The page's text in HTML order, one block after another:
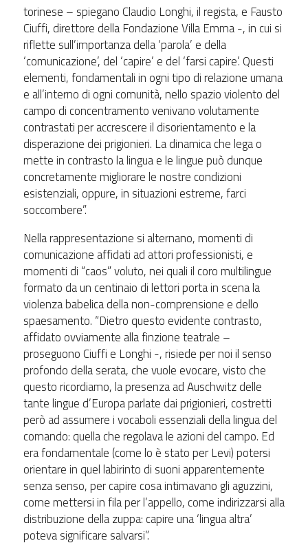
torinese – spiegano Claudio Longhi, il regista, e Fausto
Ciuffi, direttore della Fondazione Villa Emma -, in cui si
riflette sull’importanza della ‘parola’ e della
‘comunicazione’, del ‘capire’ e del ‘farsi capire’. Questi
elementi, fondamentali in ogni tipo di relazione umana
e all’interno di ogni comunità, nello spazio violento del
campo di concentramento venivano volutamente
contrastati per accrescere il disorientamento e la
disperazione dei prigionieri. La dinamica che lega o
mette in contrasto la lingua e le lingue può dunque
concretamente migliorare le nostre condizioni
esistenziali, oppure, in situazioni estreme, farci
soccombere”.
Nella rappresentazione si alternano, momenti di
comunicazione affidati ad attori professionisti, e
momenti di “caos” voluto, nei quali il coro multilingue
formato da un centinaio di lettori porta in scena la
violenza babelica della non-comprensione e dello
spaesamento. “Dietro questo evidente contrasto,
affidato ovviamente alla finzione teatrale –
proseguono Ciuffi e Longhi -, risiede per noi il senso
profondo della serata, che vuole evocare, visto che
questo ricordiamo, la presenza ad Auschwitz delle
tante lingue d’Europa parlate dai prigionieri, costretti
però ad assumere i vocaboli essenziali della lingua del
comando: quella che regolava le azioni del campo. Ed
era fondamentale (come lo è stato per Levi) potersi
orientare in quel labirinto di suoni apparentemente
senza senso, per capire cosa intimavano gli aguzzini,
come mettersi in fila per l’appello, come indirizzarsi alla
distribuzione della zuppa: capire una ‘lingua altra’
poteva significare salvarsi”.